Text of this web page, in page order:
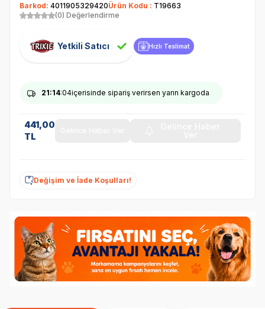
Barkod: 4011905329420Ürün Kodu : T19663
(0) Değerlendirme
Yetkili Satıcı Hızlı Teslimat
21:14:04içerisinde sipariş verirsen yarın kargoda
441,00
TL
Değişim ve İade Koşulları!